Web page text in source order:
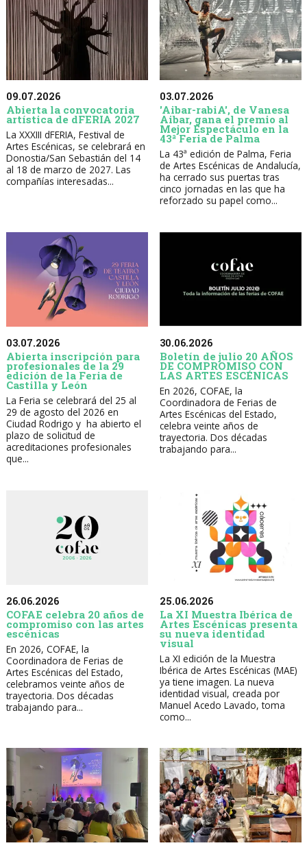
09.07.2026
Abierta la convocatoria
artística de dFERIA 2027
La XXXIII dFERIA, Festival de
Artes Escénicas, se celebrará en
Donostia/San Sebastián del 14
al 18 de marzo de 2027. Las
compañías interesadas...
03.07.2026
'Aibar-rabiA', de Vanesa
Aibar, gana el premio al
Mejor Espectáculo en la
43ª Feria de Palma
La 43ª edición de Palma, Feria
de Artes Escénicas de Andalucía,
ha cerrado sus puertas tras
cinco jornadas en las que ha
reforzado su papel como...
03.07.2026
Abierta inscripción para
profesionales de la 29
edición de la Feria de
Castilla y León
La Feria se celebrará del 25 al
29 de agosto del 2026 en
Ciudad Rodrigo y ha abierto el
plazo de solicitud de
acreditaciones profesionales
que...
30.06.2026
Boletín de julio 20 AÑOS
DE COMPROMISO CON
LAS ARTES ESCÉNICAS
En 2026, COFAE, la
Coordinadora de Ferias de
Artes Escénicas del Estado,
celebra veinte años de
trayectoria. Dos décadas
trabajando para...
26.06.2026
COFAE celebra 20 años de
compromiso con las artes
escénicas
En 2026, COFAE, la
Coordinadora de Ferias de
Artes Escénicas del Estado,
celebramos veinte años de
trayectoria. Dos décadas
trabajando para...
25.06.2026
La XI Muestra Ibérica de
Artes Escénicas presenta
su nueva identidad
visual
La XI edición de la Muestra
Ibérica de Artes Escénicas (MAE)
ya tiene imagen. La nueva
identidad visual, creada por
Manuel Acedo Lavado, toma
como...